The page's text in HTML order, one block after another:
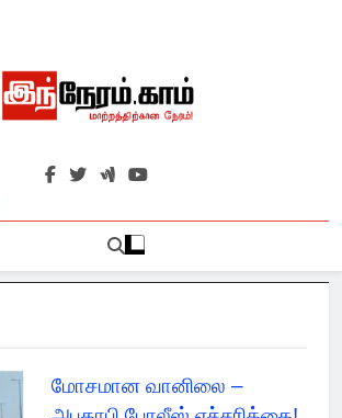
இந்நேரம்.காம்
செய்திகளுக்கு அப்பால்…
மோசமான வானிலை –